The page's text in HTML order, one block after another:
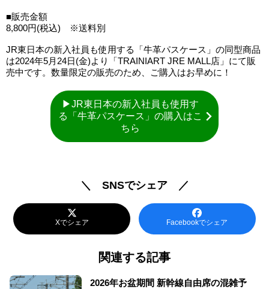
■販売金額
8,800円(税込) ※送料別
JR東日本の新入社員も使用する「牛革パスケース」の同型商品
は2024年5月24日(金)より「TRAINIART JRE MALL店」にて販
売中です。数量限定の販売のため、ご購入はお早めに！
▶JR東日本の新入社員も使用す
る「牛革パスケース」の購入はこ
ちら
＼ SNSでシェア ／
Xでシェア Facebookでシェア
関連する記事
2026年お盆期間 新幹線自由席の混雑予